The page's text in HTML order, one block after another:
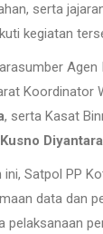
serta
kegiatan
Agen
Koordinator
, serta Kasat
Kusno Diyantara
ini, Satpol PP
data dan
pelaksanaan